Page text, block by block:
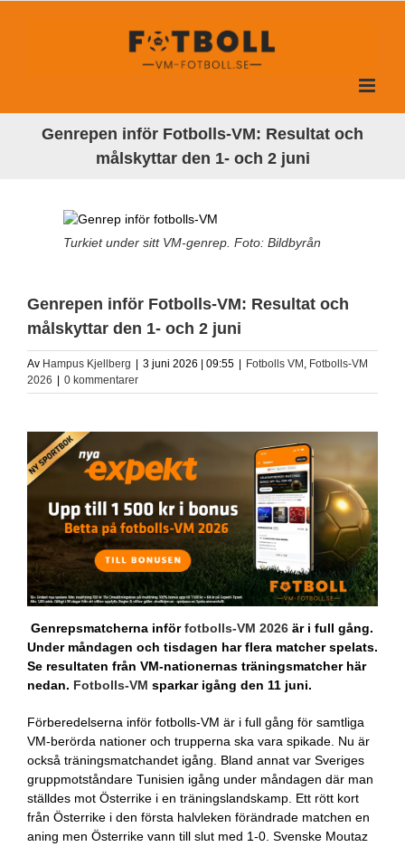
Genrepen inför Fotbolls-VM: Resultat och
målskyttar den 1- och 2 juni
Turkiet under sitt VM-genrep. Foto: Bildbyrån
Genrepen inför Fotbolls-VM: Resultat och
målskyttar den 1- och 2 juni
Av Hampus Kjellberg | 3 juni 2026 | 09:55 | Fotbolls VM, Fotbolls-VM
2026 | 0 kommentarer
Genrepsmatcherna införfotbolls-VM 2026är i full gång.
Under måndagen och tisdagen har flera matcher spelats.
Se resultaten från VM-nationernas träningsmatcher här
nedan. Fotbolls-VM sparkar igång den 11 juni.
Förberedelserna inför fotbolls-VM är i full gång för samtliga
VM-berörda nationer och trupperna ska vara spikade. Nu är
också träningsmatchandet igång. Bland annat var Sveriges
gruppmotståndare Tunisien igång under måndagen där man
ställdes mot Österrike i en träningslandskamp. Ett rött kort
från Österrike i den första halvleken förändrade matchen en
aning men Österrike vann till slut med 1-0. Svenske Moutaz